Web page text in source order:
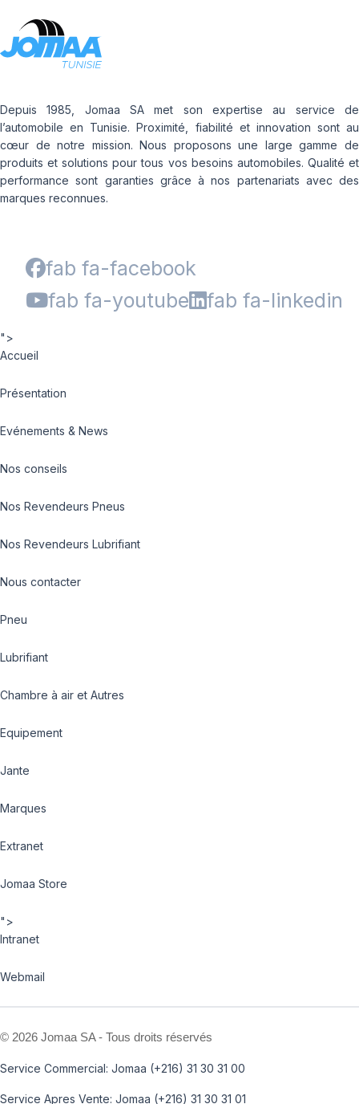
Depuis 1985, Jomaa SA met son expertise au service de
l’automobile en Tunisie. Proximité, fiabilité et innovation sont au
cœur de notre mission. Nous proposons une large gamme de
produits et solutions pour tous vos besoins automobiles. Qualité et
performance sont garanties grâce à nos partenariats avec des
marques reconnues.
fab fa-facebook
fab fa-youtube
fab fa-linkedin
">
Accueil
Présentation
Evénements & News
Nos conseils
Nos Revendeurs Pneus
Nos Revendeurs Lubrifiant
Nous contacter
Pneu
Lubrifiant
Chambre à air et Autres
Equipement
Jante
Marques
Extranet
Jomaa Store
">
Intranet
Webmail
© 2026 Jomaa SA - Tous droits réservés
Service Commercial: Jomaa (+216) 31 30 31 00
Service Apres Vente: Jomaa (+216) 31 30 31 01